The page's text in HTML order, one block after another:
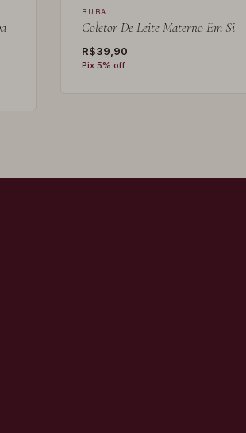
BUBA
Coletor De Leite Materno Em Si
R$39,90
Pix 5% off